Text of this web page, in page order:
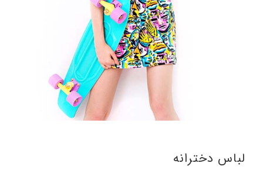
لباس دخترانه